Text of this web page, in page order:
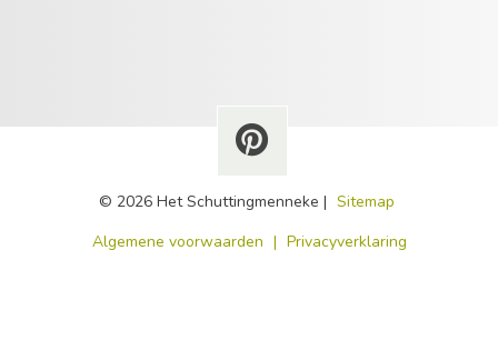
© 2026 Het Schuttingmenneke | Sitemap
​Algemene voorwaarden | Privacyverklaring